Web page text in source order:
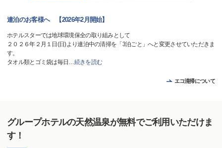
連泊のお客様へ 【2026年2月開始】
ホテルスターでは地球環境保全の取り組みとして
２０２６年２月１日(日)より連泊中の清掃を「3泊ごと」へと変更させていただきま
す。
タオル類とゴミ袋は毎日 …続きを読む
エコ清掃について
グループホテルの天然温泉が無料でご利用いただけま
す！